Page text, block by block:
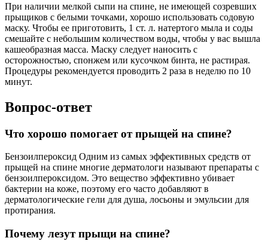
При наличии мелкой сыпи на спине, не имеющей созревших
прыщиков с белыми точками, хорошо использовать содовую
маску. Чтобы ее приготовить, 1 ст. л. натертого мыла и соды
смешайте с небольшим количеством воды, чтобы у вас вышла
кашеобразная масса. Маску следует наносить с
осторожностью, спонжем или кусочком бинта, не растирая.
Процедуры рекомендуется проводить 2 раза в неделю по 10
минут.
Вопрос-ответ
Что хорошо помогает от прыщей на спине?
Бензоилпероксид Одним из самых эффективных средств от
прыщей на спине многие дерматологи называют препараты с
бензоилпероксидом. Это вещество эффективно убивает
бактерии на коже, поэтому его часто добавляют в
дерматологические гели для душа, лосьоны и эмульсии для
протирания.
Почему лезут прыщи на спине?